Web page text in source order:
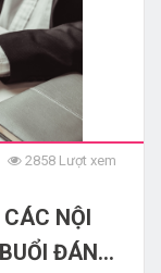
2858 Lượt xem
NỘI
ĐÁNH